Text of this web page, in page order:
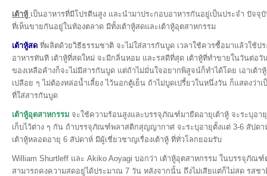
เต้าหู้ เป็นอาหารที่มีโปรตีนสูง และนำมาประกอบอาหารกันอยู่เป็นประจำ ปัจจุบั
ที่เห็นขายกันอยู่ในท้องตลาด มีทั้งเต้าหู้สดและเต้าหู้อุตสาหกรรม
เต้าหู้สด ที่ผลิตด้วยวิธีธรรมชาติ จะไม่ใส่สารกันบูด เวลาใช้ควรซื้อมาแล้วใช้ป
อาหารทันที เต้าหู้ที่สดใหม่ จะมีกลิ่นหอม และรสดีที่สุด เต้าหู้ที่ทำขายในวันต่อวั
ของเหลือค้างก็จะไม่มีสารกันบูด แต่ถ้าไม่มั่นใจอยากพิสูจน์ก็ทำได้โดย เอาเต้าหู้
เปลือย ๆ ไม่ต้องหล่อน้ำเลี้ยง ไว้นอกตู้เย็น ถ้าไม่บูดเปรี้ยวในหนึ่งวัน ก็แสดงว่าเ
ที่ใส่สารกันบูด
เต้าหู้อุตสาหกรรม จะใช้ความร้อนสูงและบรรจุภัณฑ์มายืดอายุเต้าหู้ จะระบุอา
เก็บไว้ต่าง ๆ กัน ถ้าบรรจุภัณฑ์พลาสติกสุญญากาศ จะระบุอายุตั้งแต่ 3-6 สัปดา
เต้าหู้หลอดอายุ 6 สัปดาห์ มีผู้เชี่ยวชาญเรื่องเต้าหู้ ที่ทั่วโลกยอมรับ
William Shurtleff และ Akiko Aoyagi บอกว่า เต้าหู้อุตสาหกรรม ในบรรจุภัณฑ์
สามารถคงความสดอยู่ได้ประมาณ 7 วัน หลังจากนั้น ถึงไม่เสียแต่ก็ไม่สด รสชา